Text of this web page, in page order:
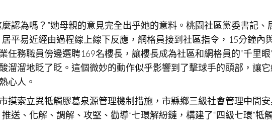
認為嗎？”她母親的意見完全出乎她的意料。桃園社區黨委書記、
平易近經由過程線上線下反應，網格員接到社區指令，15分鐘內
務職員傍邊選聘169名樓長，讓樓長成為社區和網格員的“千里眼
溜溜地眨了眨。這個微妙的動作似乎影響到了擊球手的頭部，讓
心人。
摸索立異牴觸膠葛泉源管理機制措施，市縣鄉三級社會管理中間
送、化解、調解、攻堅、勸導”七環解紛鏈，構建了“四級七環”牴